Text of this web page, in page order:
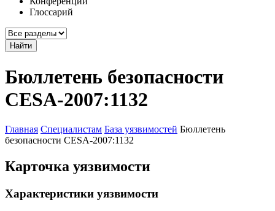
Глоссарий
Найти
Бюллетень безопасности
CESA-2007:1132
Главная Специалистам База уязвимостей Бюллетень
безопасности CESA-2007:1132
Карточка уязвимости
Характеристики уязвимости